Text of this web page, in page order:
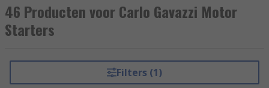
46 Producten voor Carlo Gavazzi Motor
Starters
Filters (1)